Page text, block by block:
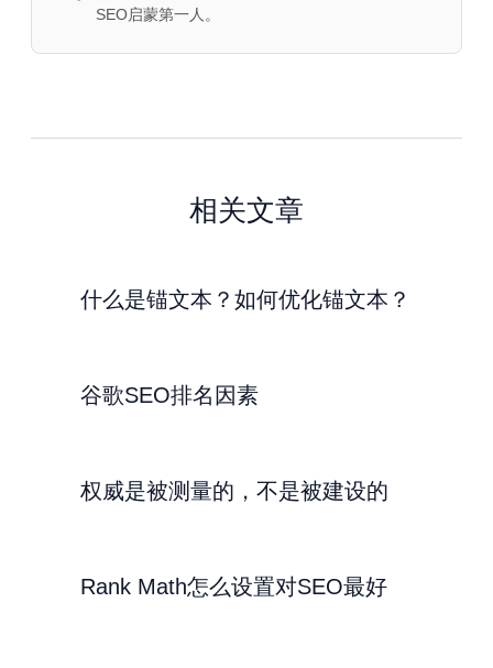
SEO启蒙第一人。
相关文章
什么是锚文本？如何优化锚文本？
谷歌SEO排名因素
权威是被测量的，不是被建设的
Rank Math怎么设置对SEO最好